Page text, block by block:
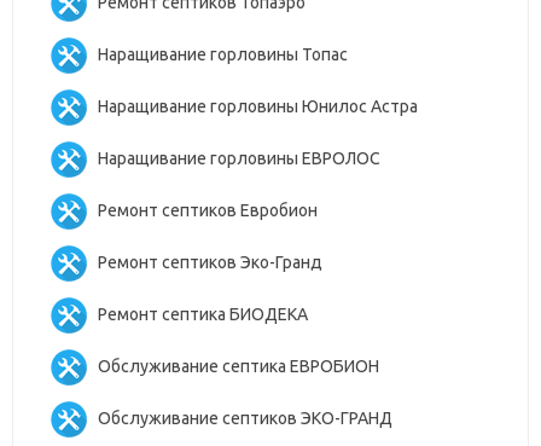
Наращивание горловины Топас
Наращивание горловины Юнилос Астра
Наращивание горловины ЕВРОЛОС
Ремонт септиков Евробион
Ремонт септиков Эко-Гранд
Ремонт септика БИОДЕКА
Обслуживание септика ЕВРОБИОН
Обслуживание септиков ЭКО-ГРАНД